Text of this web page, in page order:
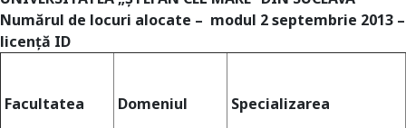
Numărul de locuri alocate – modul 2 septembrie 2013 –
licenţă ID
Facultatea Domeniul Specializarea